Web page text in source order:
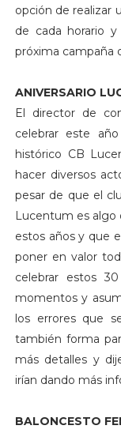
opción de realizar
de cada horario
próxima campaña
ANIVERSARIO
El director de
celebrar este
histórico CB
hacer diversos
pesar de que el
Lucentum es algo
estos años y que
poner en valor
celebrar estos
momentos y
los errores que
también forma
más detalles y
irían dando más
BALONCESTO